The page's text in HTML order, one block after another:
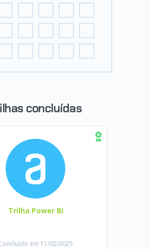
concluídas
Trilha Power BI
em 11/02/2025